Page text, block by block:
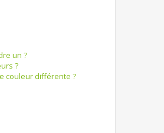
un ?
?
couleur différente ?